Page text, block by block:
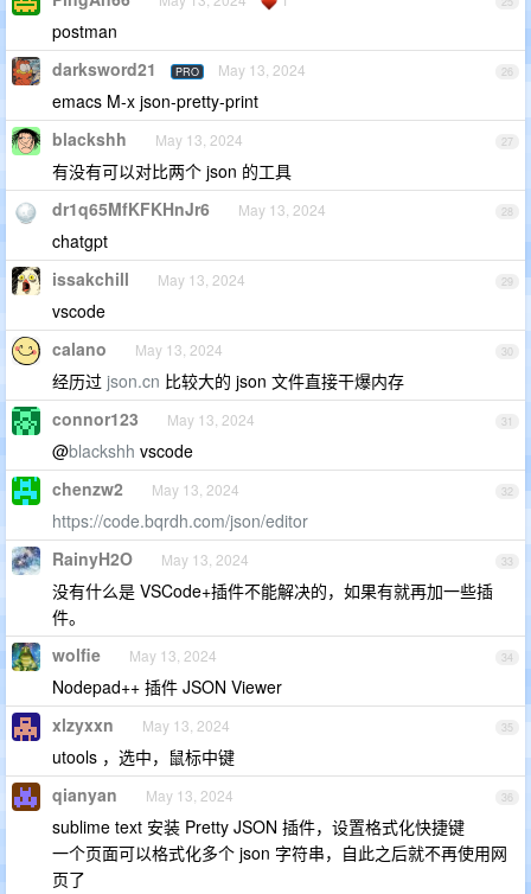
postman
26
darksword21 PRO May 13, 2024
emacs M-x json-pretty-print
27
blackshh May 13, 2024
有没有可以对比两个 json 的工具
28
dr1q65MfKFKHnJr6 May 13, 2024
chatgpt
29
issakchill May 13, 2024
vscode
30
calano May 13, 2024
经历过 json.cn 比较大的 json 文件直接干爆内存
31
connor123 May 13, 2024
@blackshh vscode
32
chenzw2 May 13, 2024
https://code.bqrdh.com/json/editor
33
RainyH2O May 13, 2024
没有什么是 VSCode+插件不能解决的，如果有就再加一些插
件。
34
wolfie May 13, 2024
Nodepad++ 插件 JSON Viewer
35
xlzyxxn May 13, 2024
utools ，选中，鼠标中键
36
qianyan May 13, 2024
sublime text 安装 Pretty JSON 插件，设置格式化快捷键
一个页面可以格式化多个 json 字符串，自此之后就不再使用网
页了